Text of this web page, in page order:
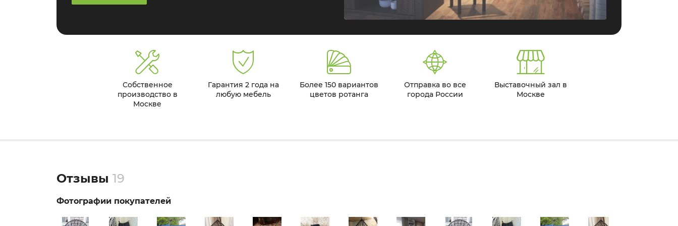
Собственное
производство в
Москве
Гарантия 2 года на
любую мебель
Более 150 вариантов
цветов ротанга
Отправка во все
города России
Выставочный зал в
Москве
Отзывы 19
Фотографии покупателей